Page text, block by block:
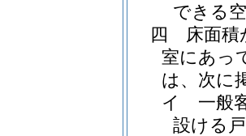
できる
四
床面
室にあっ
は、次に
イ
一般
設ける